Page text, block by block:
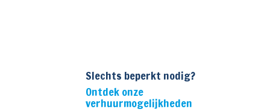
Slechts beperkt nodig?
Ontdek onze
verhuurmogelijkheden